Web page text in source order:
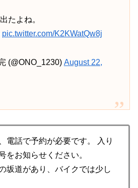
たよね。
pic.twitter.com/K2KWatQw8j
(@ONO_1230) August 22,
電話で予約が必要です。 入り
をお知らせください。
坂道があり、バイクでは少し